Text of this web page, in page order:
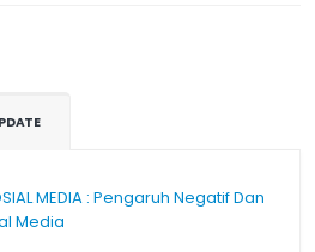
MEDIA : Pengaruh Negatif Dan
Media